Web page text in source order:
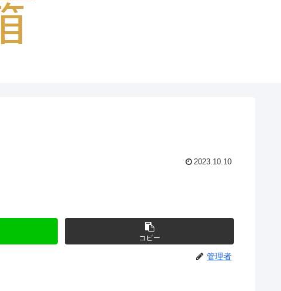
2023.10.10
コピー
管理者